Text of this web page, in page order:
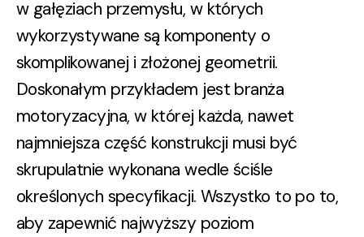
w gałęziach przemysłu, w których
wykorzystywane są komponenty o
skomplikowanej i złożonej geometrii.
Doskonałym przykładem jest branża
motoryzacyjna, w której każda, nawet
najmniejsza część konstrukcji musi być
skrupulatnie wykonana wedle ściśle
określonych specyfikacji. Wszystko to po to,
aby zapewnić najwyższy poziom